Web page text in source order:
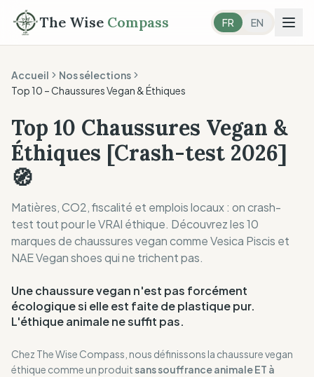
The Wise Compass FR EN
Accueil
Nos sélections
Top 10 –Chaussures Vegan & Éthiques
Top 10 Chaussures Vegan &
Éthiques [Crash-test 2026]
🧭
Matières, CO2, fiscalité et emplois locaux : on crash-
test tout pour le VRAI éthique. Découvrez les 10
marques de chaussures vegan comme Vesica Piscis et
NAE Vegan shoes qui ne trichent pas.
Une chaussure vegan n'est pas forcément
écologique si elle est faite de plastique pur.
L'éthique animale ne suffit pas.
Chez The Wise Compass, nous définissons la chaussure vegan
éthique comme un produit sans souffrance animale ET à